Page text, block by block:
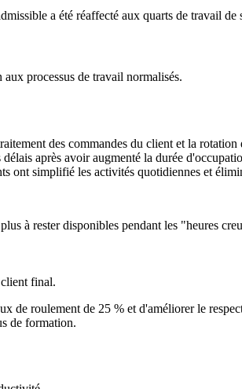
a été réaffecté aux quarts de travail
processus de travail normalisés.
des commandes du client et la
après avoir augmenté la durée
ont simplifié les activités quotidiennes et
à rester disponibles pendant les "heures
final.
de roulement de 25 % et d'améliorer le
de formation.